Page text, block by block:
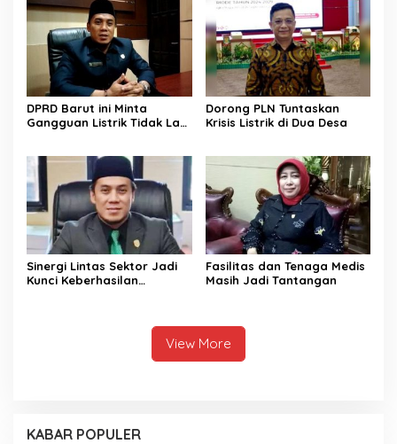
DPRD Barut ini Minta
Gangguan Listrik Tidak Lagi
Dorong PLN Tuntaskan
Krisis Listrik di Dua Desa
Sinergi Lintas Sektor Jadi
Kunci Keberhasilan
Fasilitas dan Tenaga Medis
Masih Jadi Tantangan
View More
KABAR POPULER